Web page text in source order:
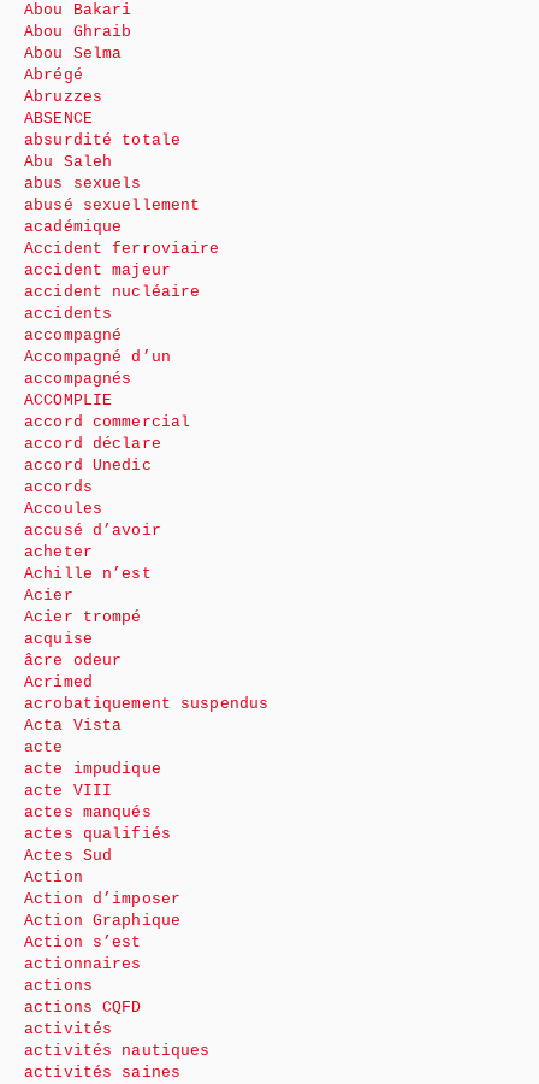
Abou Bakari
Abou Ghraib
Abou Selma
Abrégé
Abruzzes
ABSENCE
absurdité totale
Abu Saleh
abus sexuels
abusé sexuellement
académique
Accident ferroviaire
accident majeur
accident nucléaire
accidents
accompagné
Accompagné d’un
accompagnés
ACCOMPLIE
accord commercial
accord déclare
accord Unedic
accords
Accoules
accusé d’avoir
acheter
Achille n’est
Acier
Acier trompé
acquise
âcre odeur
Acrimed
acrobatiquement suspendus
Acta Vista
acte
acte impudique
acte VIII
actes manqués
actes qualifiés
Actes Sud
Action
Action d’imposer
Action Graphique
Action s’est
actionnaires
actions
actions CQFD
activités
activités nautiques
activités saines